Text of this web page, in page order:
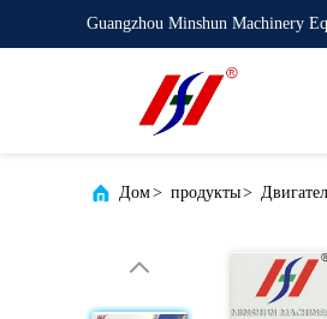
Guangzhou Minshun Machinery
Дом> продукты>